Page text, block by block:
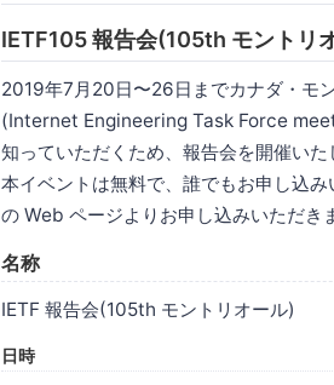
IETF105 報告会(105th モントリ
2019年7月20日〜26日までカナダ・モ
(Internet Engineering Task Force
知っていただくため、報告会を開催いた
本イベントは無料で、誰でもお申し込
の Web ページよりお申し込みいただき
名称
IETF 報告会(105th モントリオール)
日時